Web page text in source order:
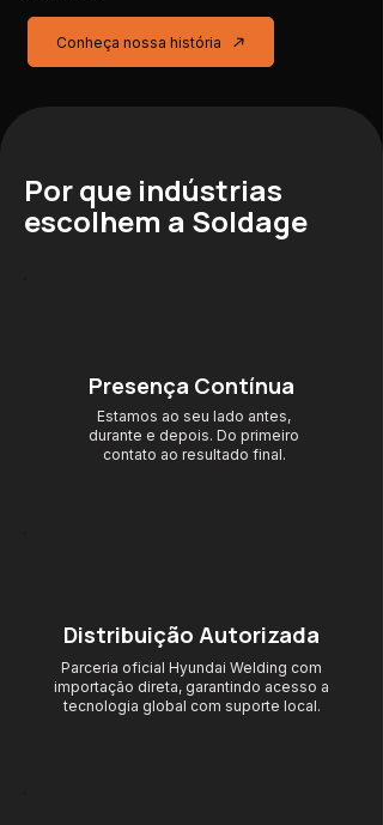
Conheça nossa história
Por que indústrias
escolhem a Soldage
Presença Contínua
Estamos ao seu lado antes,
durante e depois. Do primeiro
contato ao resultado final.
Distribuição Autorizada
Parceria oficial Hyundai Welding com
importação direta, garantindo acesso a
tecnologia global com suporte local.